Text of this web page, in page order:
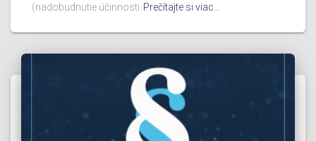
(nadobudnutie účinnosti Prečítajte si viac…